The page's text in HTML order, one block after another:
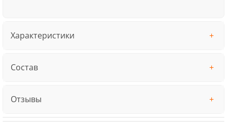
Характеристики
Состав
Отзывы